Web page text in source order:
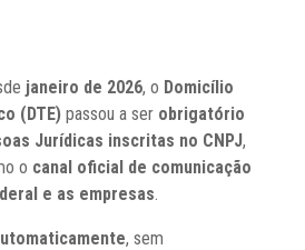
janeiro de 2026, o Domicílio
(DTE)passou a ser obrigatório
Jurídicas inscritas no CNPJ,
o canal oficial de comunicação
e as empresas.
, sem